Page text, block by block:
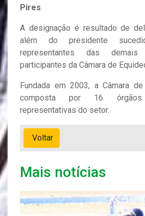
Pires.
A designação é resultado de
além do presidente
representantes das
participantes da Câmara de
Fundada em 2003, a Câmara
composta por 16
representativas do setor.
Voltar
Mais notícias